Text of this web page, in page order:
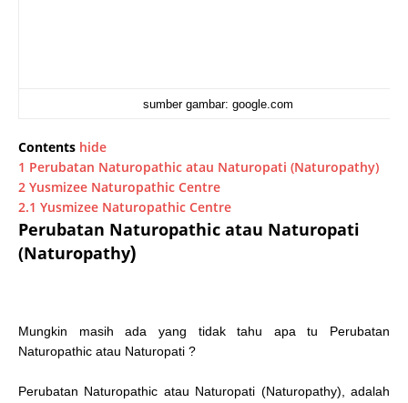
sumber gambar: google.com
Contents hide
1 Perubatan Naturopathic atau Naturopati (Naturopathy)
2 Yusmizee Naturopathic Centre
2.1 Yusmizee Naturopathic Centre
Perubatan Naturopathic atau Naturopati
(Naturopathy)
Mungkin masih ada yang tidak tahu apa tu Perubatan
Naturopathic atau Naturopati ?
Perubatan Naturopathic atau Naturopati (Naturopathy), adalah